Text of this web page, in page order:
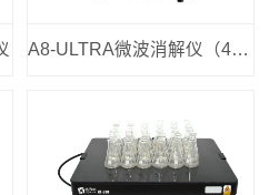
A8-ULTRA微波消解仪（40位）